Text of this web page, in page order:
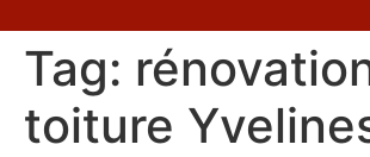
Tag:
toiture